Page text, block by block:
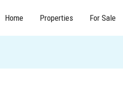
Home Properties For Sale